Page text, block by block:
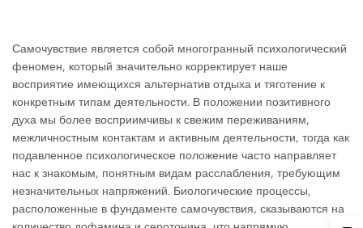
Самочувствие является собой многогранный психологический
феномен, который значительно корректирует наше
восприятие имеющихся альтернатив отдыха и тяготение к
конкретным типам деятельности. В положении позитивного
духа мы более восприимчивы к свежим переживаниям,
межличностным контактам и активным деятельности, тогда как
подавленное психологическое положение часто направляет
нас к знакомым, понятным видам расслабления, требующим
незначительных напряжений. Биологические процессы,
расположенные в фундаменте самочувствия, сказываются на